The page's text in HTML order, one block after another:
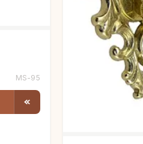
MS-95